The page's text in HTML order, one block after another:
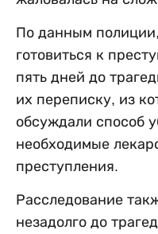
По данным
готовиться к
пять дней до
их переписку, из
обсуждали способ
необходимые
преступления.
Расследование
незадолго до